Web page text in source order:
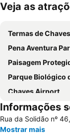
Ampliar mapa
Veja as
Termas de Chaves - Spa
Pena Aventura
Paisagem Protegida da
Parque Biológico
Chaves Airport
Castelo de
Museu e Centro
Informações
Rua da Solidão nº
Mostrar mais